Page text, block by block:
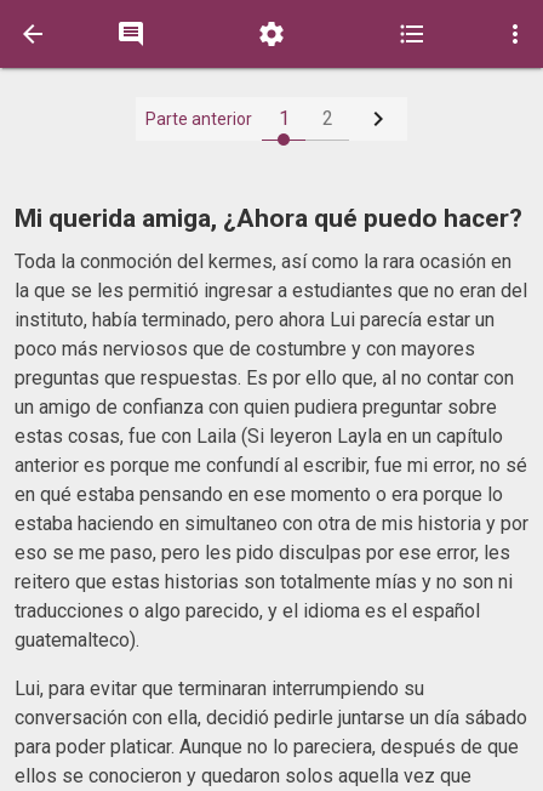
    
Parte anterior 1 2 
Mi querida amiga, ¿Ahora qué puedo hacer?
Toda la conmoción del kermes, así como la rara ocasión en
la que se les permitió ingresar a estudiantes que no eran del
instituto, había terminado, pero ahora Lui parecía estar un
poco más nerviosos que de costumbre y con mayores
preguntas que respuestas. Es por ello que, al no contar con
un amigo de confianza con quien pudiera preguntar sobre
estas cosas, fue con Laila (Si leyeron Layla en un capítulo
anterior es porque me confundí al escribir, fue mi error, no sé
en qué estaba pensando en ese momento o era porque lo
estaba haciendo en simultaneo con otra de mis historia y por
eso se me paso, pero les pido disculpas por ese error, les
reitero que estas historias son totalmente mías y no son ni
traducciones o algo parecido, y el idioma es el español
guatemalteco).
Lui, para evitar que terminaran interrumpiendo su
conversación con ella, decidió pedirle juntarse un día sábado
para poder platicar. Aunque no lo pareciera, después de que
ellos se conocieron y quedaron solos aquella vez que